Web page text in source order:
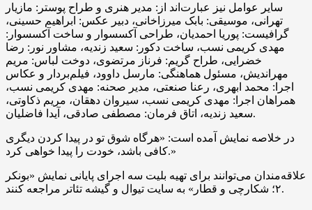
سایر عوامل نیز عبارت‌اند از: مدیر هنری و طراح پوستر: مازیار
‌تهرانی، موسیقی: بابک میرزاخانی، دبیر عکس: ابراهیم حسینی،
گرافیست: پوریا ‌احمدیان، طراحی آکسسوار و ساخت آکسسوار:
مهدی ‌کریمی ‌نسب، ساخت دکور: سعید ‌زندیه، مشاور نور: رضا
‌خضرایی، طراح گریم: فرناز مرتضوی، دوخت لباس: مریم
مهراندیش، مسئول هماهنگی: مارسل ‌داوود، فیلم‌بردار و عکاس
اجرا: محمد ‌ابهری، رعنا ‌صنعتی، مدیر صحنه: مهدی ‌کریمی ‌نسب،
همراهان اجرا: مهدی ‌کریمی ‌نسب، سیروان دهقان، مریم ‌ذکاوتی،
سعید ‌زندیه، اتاق فرمان: مصطفی ‌صادقی، آیدا ‌فاضلیان.
در خلاصه نمایش آمده است: «هرگاه شوق تو در پیدا کردن دیگری
کافی باشد، خودت را پیدا خواهی کرد.»
علاقه‌مندان می‌توانند برای تهیه بلیت سه اجرای پایانی نمایش «بونکر
۲؛ شکارچی و قطار» به سایت تیوال و گیشه تئاتر مراجعه کنند.